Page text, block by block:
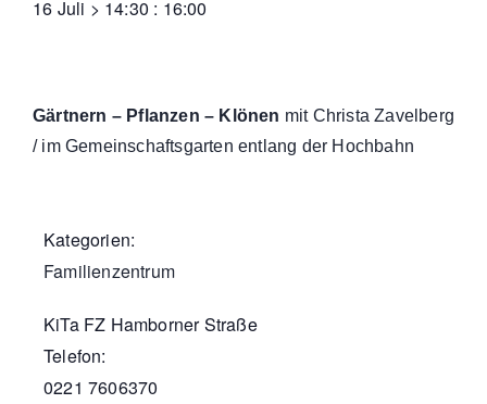
16 Juli > 14:30 : 16:00
Gärtnern – Pflanzen – Klönen mit Christa Zavelberg
/ im Gemeinschaftsgarten entlang der Hochbahn
Kategorien:
Familienzentrum
KiTa FZ Hamborner Straße
Telefon:
0221 7606370